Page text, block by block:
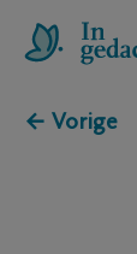
← Vorige